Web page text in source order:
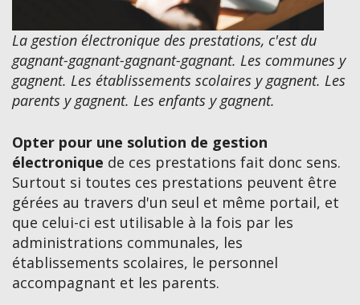
La gestion électronique des prestations, c'est du
gagnant-gagnant-gagnant-gagnant. Les communes y
gagnent. Les établissements scolaires y gagnent. Les
parents y gagnent. Les enfants y gagnent.
Opter pour une solution de gestion
électronique de ces prestations fait donc sens.
Surtout si toutes ces prestations peuvent être
gérées au travers d'un seul et même portail, et
que celui-ci est utilisable à la fois par les
administrations communales, les
établissements scolaires, le personnel
accompagnant et les parents.